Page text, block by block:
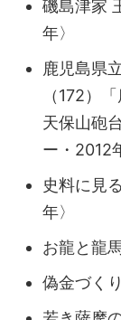
磯島津家
年〉
鹿児島県
（172）
天保山砲
ー・2012
史料に見
年〉
お龍と龍
偽金づく